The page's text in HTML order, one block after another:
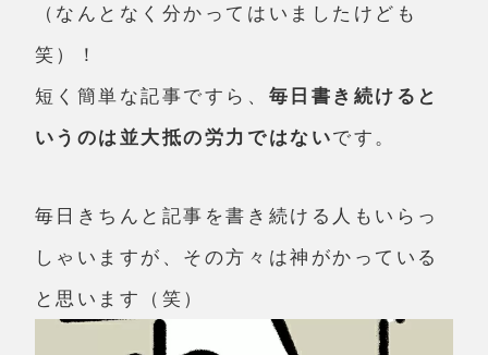
（なんとなく分かってはいましたけども
笑）！
短く簡単な記事ですら、 毎日書き続けると
いうのは並大抵の労力ではないです。
毎日きちんと記事を書き続ける人もいらっ
しゃいますが、その方々は神がかっている
と思います（笑）